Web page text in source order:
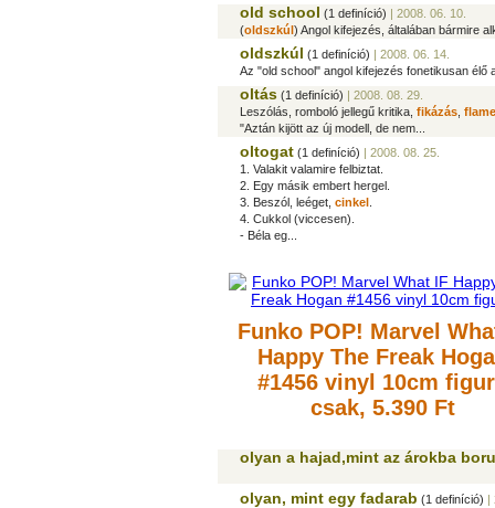
old school (1 definíció) | 2008. 06. 10.
(oldszkúl) Angol kifejezés, általában bármire
oldszkúl (1 definíció) | 2008. 06. 14.
Az "old school" angol kifejezés fonetikusan élő
oltás (1 definíció) | 2008. 08. 29.
Leszólás, romboló jellegű kritika, fikázás flame
"Aztán kijött az új modell, de nem...
oltogat (1 definíció) | 2008. 08. 25.
1. Valakit valamire felbiztat.
2. Egy másik embert hergel.
3. Beszól, leéget, cinkel
4. Cukkol (viccesen).
- Béla eg...
Funko POP! Marvel
Happy The Freak
#1456 vinyl 10cm
csak, 5.390 Ft
olyan a hajad,mint az árokba
olyan, mint egy fadarab (1 definíció) |